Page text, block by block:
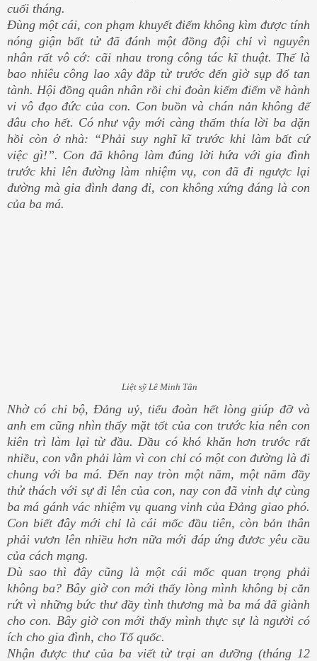
cuối tháng.
Đùng một cái, con phạm khuyết điểm không kìm được tính
nóng giận bất tử đã đánh một đồng đội chỉ vì nguyên
nhân rất vô cớ: cãi nhau trong công tác kĩ thuật. Thế là
bao nhiêu công lao xây đắp từ trước đến giờ sụp đổ tan
tành. Hội đồng quân nhân rồi chi đoàn kiểm điểm về hành
vi vô đạo đức của con. Con buồn và chán nản không để
đâu cho hết. Có như vậy mới càng thấm thía lời ba dặn
hồi còn ở nhà: “Phải suy nghĩ kĩ trước khi làm bất cứ
việc gì!”. Con đã không làm đúng lời hứa với gia đình
trước khi lên đường làm nhiệm vụ, con đã đi ngược lại
đường mà gia đình đang đi, con không xứng đáng là con
của ba má.
Liệt sỹ Lê Minh Tân
Nhờ có chi bộ, Đảng uỷ, tiểu đoàn hết lòng giúp đỡ và
anh em cũng nhìn thấy mặt tốt của con trước kia nên con
kiên trì làm lại từ đầu. Dầu có khó khăn hơn trước rất
nhiều, con vẫn phải làm vì con chỉ có một con đường là đi
chung với ba má. Đến nay tròn một năm, một năm đầy
thử thách với sự đi lên của con, nay con đã vinh dự cùng
ba má gánh vác nhiệm vụ quang vinh của Đảng giao phó.
Con biết đây mới chỉ là cái mốc đầu tiên, còn bản thân
phải vươn lên nhiều hơn nữa mới đáp ứng đươc yêu cầu
của cách mạng.
Dù sao thì đây cũng là một cái mốc quan trọng phải
không ba? Bây giờ con mới thấy lòng mình không bị cắn
rứt vì những bức thư đầy tình thương mà ba má đã giành
cho con. Bây giờ con mới thấy mình thực sự là người có
ích cho gia đình, cho Tổ quốc.
Nhận được thư của ba viết từ trại an dưỡng (tháng 12